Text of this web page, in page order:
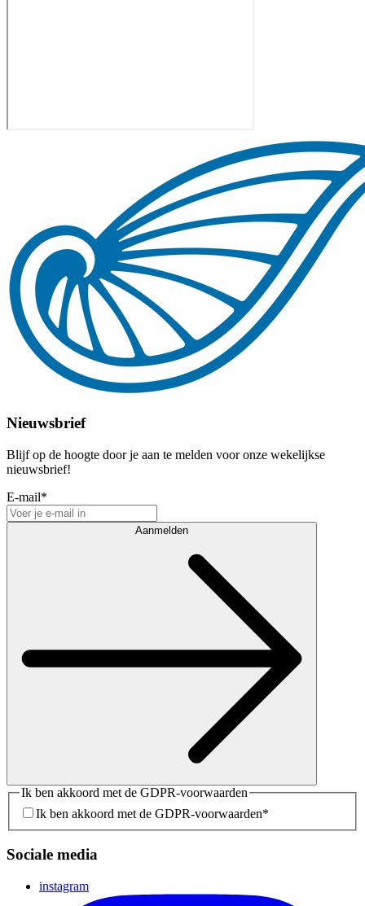
Nieuwsbrief
Blijf op de hoogte door je aan te melden voor onze wekelijkse
nieuwsbrief!
E-mail*
Aanmelden
Ik ben akkoord met de GDPR-voorwaarden
Ik ben akkoord met de GDPR-voorwaarden*
Sociale media
instagram